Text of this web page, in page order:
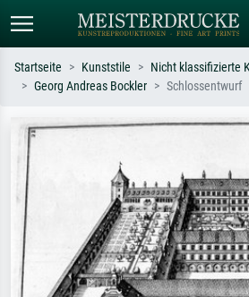
Suchen Sie nach Künstlern, Werktiteln
Sternennacht, Impressionismus, Welle
Hokusai, Akt.
Startseite Kunststile
Nicht klassifizierte
Georg Andreas Bockler
Schlossentwurf